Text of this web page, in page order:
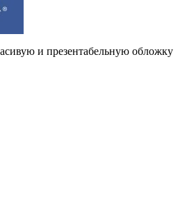
и презентабельную обложку